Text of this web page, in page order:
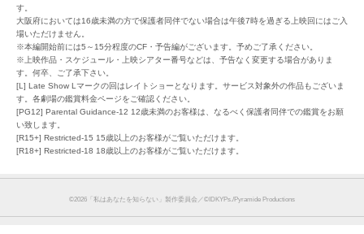
す。
大阪府においては16歳未満の方で保護者同伴でない場合は午後7時を過ぎる上映回にはご入
場いただけません。
※本編開始前には5～15分程度のCF・予告編がございます。予めご了承ください。
※上映作品・スケジュール・上映シアター番号などは、予告なく変更する場合がありま
す。何卒、ご了承下さい。
[L] Late Show Lマークの回はレイトショーとなります。サービス対象外の作品もございま
す。各劇場の鑑賞料金ページをご確認ください。
[PG12] Parental Guidance-12 12歳未満のお客様は、なるべく保護者同伴での鑑賞をお願
い致します。
[R15+] Restricted-15 15歳以上のお客様がご覧いただけます。
[R18+] Restricted-18 18歳以上のお客様がご覧いただけます。
©︎2026「私はあなたを知らない」製作委員会／©IDKYPs./Pyramide Productions